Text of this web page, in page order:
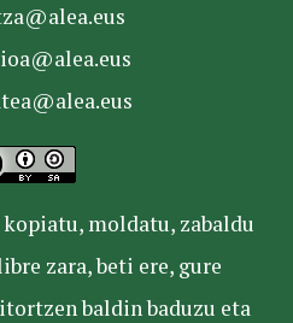
moldatu, zabaldu
zara, beti ere, gure
baldin baduzu eta